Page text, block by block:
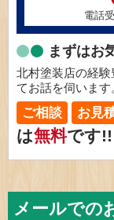
電話
まずはお
北村塗装店の経
てお話を伺います
ご相談 お見
は無料です!!
メールでの